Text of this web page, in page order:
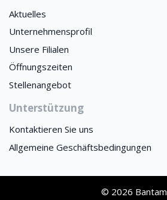
Aktuelles
Unternehmensprofil
Unsere Filialen
Öffnungszeiten
Stellenangebot
Unterstützung
Kontaktieren Sie uns
Allgemeine Geschäftsbedingungen
© 2026 Bantam